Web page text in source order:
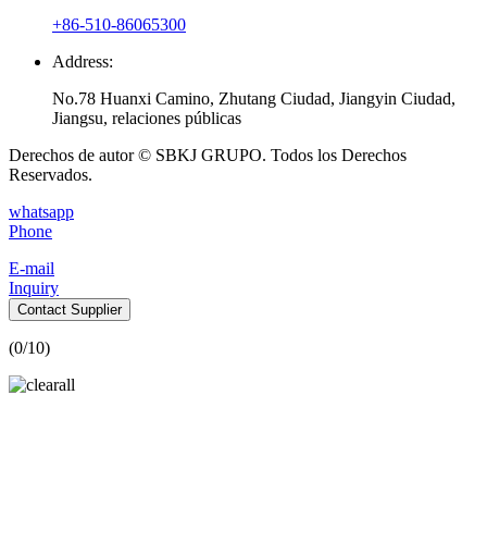
+86-510-86065300
Address:
No.78 Huanxi Camino, Zhutang Ciudad, Jiangyin Ciudad,
Jiangsu, relaciones públicas
Derechos de autor © SBKJ GRUPO. Todos los Derechos
Reservados.
whatsapp
Phone
E-mail
Inquiry
Contact Supplier
(0/10)